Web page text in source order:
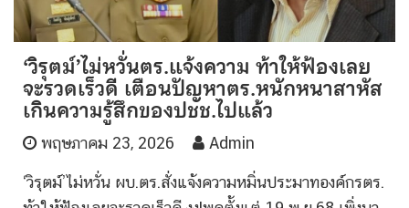
‘วิรุตม์’ไม่หวั่นตร.แจ้งความ ท้าให้ฟ้องเลย
จะรวดเร็วดี เตือนปัญหาตร.หนักหนาสาหัส
เกินความรู้สึกของปชช.ไปแล้ว
พฤษภาคม 23, 2026 Admin
‘วิรุตม์’ไม่หวั่น ผบ.ตร.สั่งแจ้งความหมิ่นประมาทองค์กรตร.